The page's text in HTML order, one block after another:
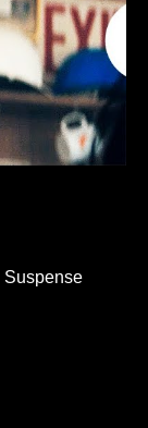
Suspense